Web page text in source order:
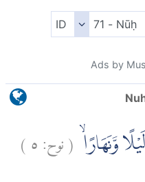
Ads by
وَّنَهَارًاۙ (نوح:٥)